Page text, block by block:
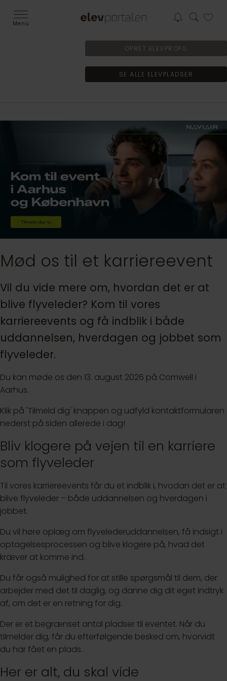
Menu
OPRET ELEVPROFIL
SE ALLE ELEVPLADSER
Mød os til et karriereevent
Vil du vide mere om, hvordan det er at
blive flyveleder? Kom til vores
karriereevents og få indblik i både
uddannelsen, hverdagen og jobbet som
flyveleder.
Du kan møde os den 13. august 2026 på Comwell i
Aarhus.
Klik på 'Tilmeld dig' knappen og udfyld kontaktformularen
nederst på siden allerede i dag!
Bliv klogere på vejen til en karriere
som flyveleder
Til vores karriereevents får du et indblik i, hvodan det er at
blive flyveleder – både uddannelsen og hverdagen i
jobbet.
Du vil høre oplæg om flyvelederuddannelsen, få indsigt i
optagelsesprocessen og blive klogere på, hvad det
kræver at komme ind.
Du får også mulighed for at stille spørgsmål til dem, der
arbejder med det til daglig, og danne dig dit eget indtryk
af, om det er en retning for dig.
Der er et begrænset antal pladser til eventet. Når du
tilmelder dig, får du efterfølgende besked om, hvorvidt
du har fået en plads..
Her er alt, du skal vide